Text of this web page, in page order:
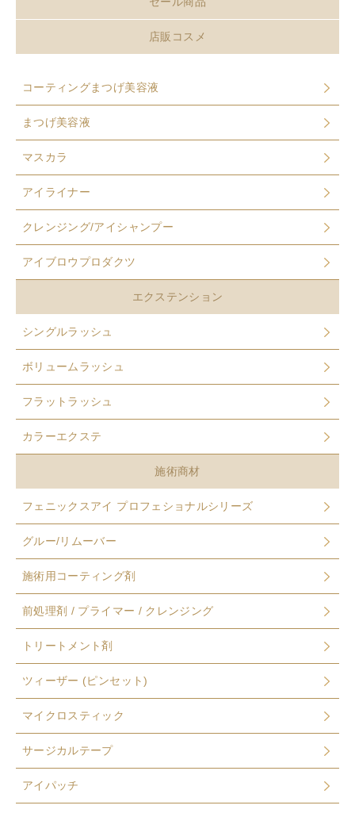
店販コスメ
コーティングまつげ美容液
まつげ美容液
マスカラ
アイライナー
クレンジング/アイシャンプー
アイブロウプロダクツ
エクステンション
シングルラッシュ
ボリュームラッシュ
フラットラッシュ
カラーエクステ
施術商材
フェニックスアイ プロフェショナルシリーズ
グルー/リムーバー
施術用コーティング剤
前処理剤 / プライマー / クレンジング
トリートメント剤
ツィーザー (ピンセット)
マイクロスティック
サージカルテープ
アイパッチ